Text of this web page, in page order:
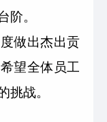
阶。
做出杰出贡
望全体员工
挑战。